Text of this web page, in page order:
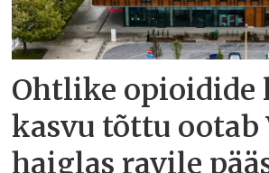
Ohtlike opioidide
kasvu tõttu
haiglas ravile